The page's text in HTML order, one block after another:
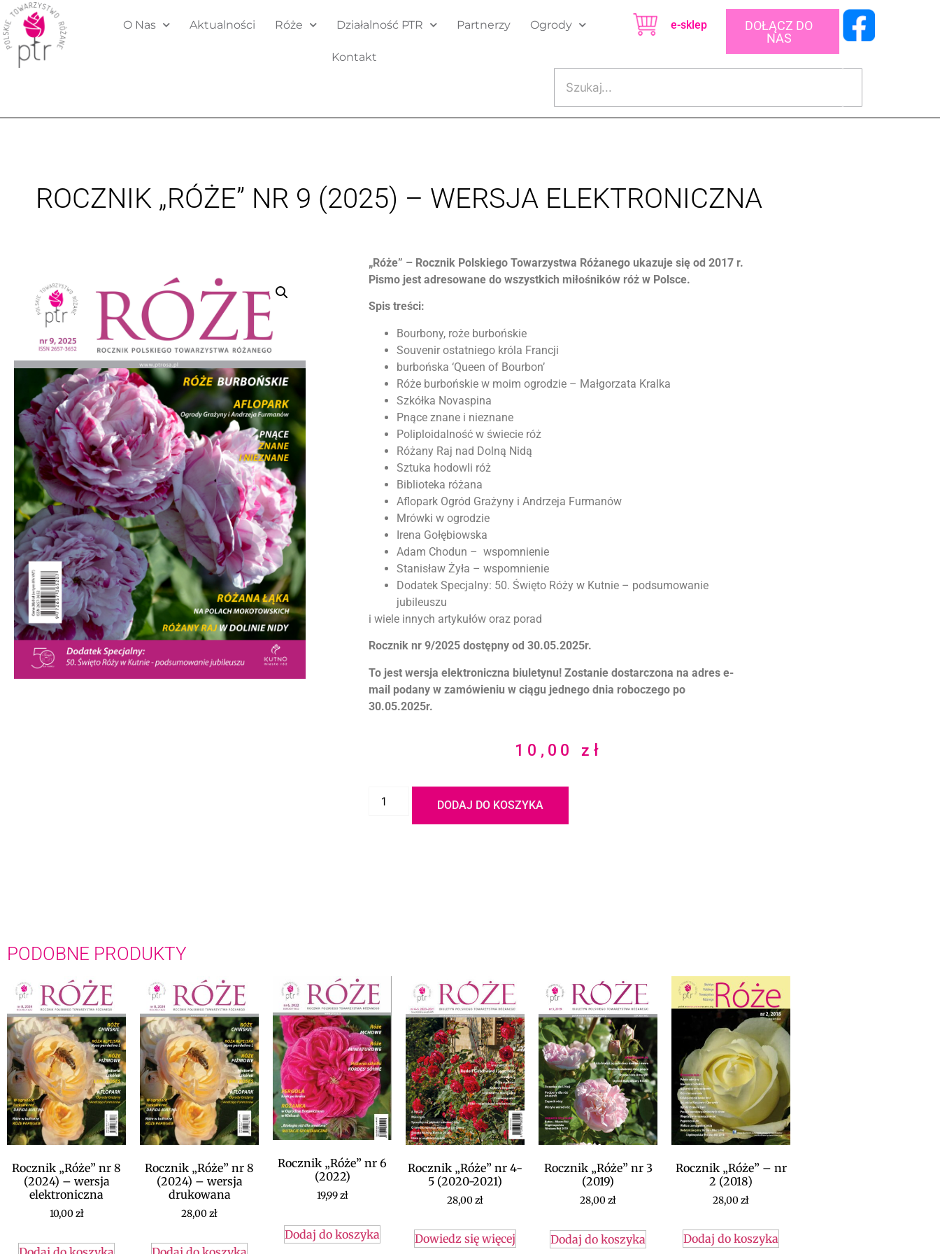
O Nas Aktualności Róże Działalność PTR Partnerzy Ogrody
Kontakt
e-sklep
DOŁĄCZ DO
NAS
ROCZNIK „RÓŻE” NR 9 (2025) – WERSJA ELEKTRONICZNA
„Róże” – Rocznik Polskiego Towarzystwa Różanego ukazuje się od 2017 r.
Pismo jest adresowane do wszystkich miłośników róż w Polsce.
Spis treści:
Bourbony, roże burbońskie
Souvenir ostatniego króla Francji
burbońska ‘Queen of Bourbon’
Róże burbońskie w moim ogrodzie – Małgorzata Kralka
Szkółka Novaspina
Pnące znane i nieznane
Poliploidalność w świecie róż
Różany Raj nad Dolną Nidą
Sztuka hodowli róż
Biblioteka różana
Aflopark Ogród Grażyny i Andrzeja Furmanów
Mrówki w ogrodzie
Irena Gołębiowska
Adam Chodun – wspomnienie
Stanisław Żyła – wspomnienie
Dodatek Specjalny: 50. Święto Róży w Kutnie – podsumowanie
jubileuszu
i wiele innych artykułów oraz porad
Rocznik nr 9/2025 dostępny od 30.05.2025r.
To jest wersja elektroniczna biuletynu! Zostanie dostarczona na adres e-
mail podany w zamówieniu w ciągu jednego dnia roboczego po
30.05.2025r.
10,00zł
DODAJ DO KOSZYKA
PODOBNE PRODUKTY
Rocznik „Róże” nr 8
(2024) – wersja
elektroniczna
10,00zł
Rocznik „Róże” nr 8
(2024) – wersja
drukowana
28,00zł
Rocznik „Róże” nr 6
(2022)
19,99zł
Dodaj do koszyka
Rocznik „Róże” nr 4-
5 (2020-2021)
28,00zł
Dowiedz się więcej
Rocznik „Róże” nr 3
(2019)
28,00zł
Dodaj do koszyka
Rocznik „Róże” – nr
2 (2018)
28,00zł
Dodaj do koszyka